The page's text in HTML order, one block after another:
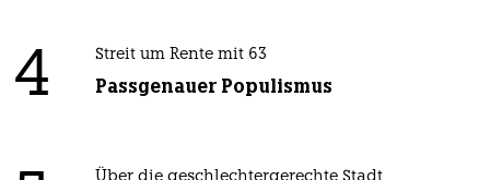
4 Streit um Rente mit 63
Passgenauer Populismus